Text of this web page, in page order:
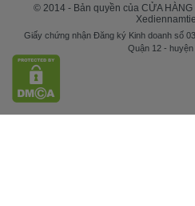
© 2014 - Bản quyền của CỬA
Giấy chứng nhận Đăng ký Kinh doanh số
Quận 12 -